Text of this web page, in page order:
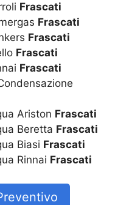
Frascati
Frascati
Frascati
Frascati
Frascati
Ariston Frascati
Beretta Frascati
Biasi Frascati
Rinnai Frascati